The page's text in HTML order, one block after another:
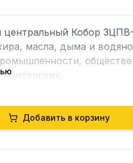
Кобор
масла, дыма и
вытяжной
оборудованием.
и съемных лабиринтных
оснащено сливным
Добавить в корзину